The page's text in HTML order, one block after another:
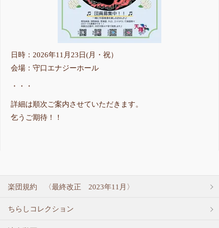
日時：2026年11月23日(月・祝）
会場：守口エナジーホール
・・・
詳細は順次ご案内させていただきます。
乞うご期待！！
楽団規約 〈最終改正 2023年11月〉
ちらしコレクション